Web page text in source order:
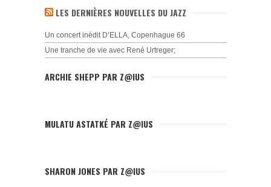
LES DERNIÈRES NOUVELLES DU JAZZ
Un concert inédit D’ELLA, Copenhague 66
Une tranche de vie avec René Urtreger;
ARCHIE SHEPP PAR Z@IUS
MULATU ASTATKÉ PAR Z@IUS
SHARON JONES PAR Z@IUS